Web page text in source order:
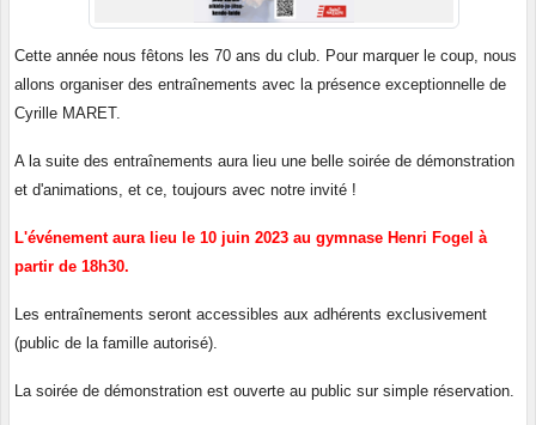
Cette année nous fêtons les 70 ans du club. Pour marquer le coup, nous
allons organiser des entraînements avec la présence exceptionnelle de
Cyrille MARET.
A la suite des entraînements aura lieu une belle soirée de démonstration
et d'animations, et ce, toujours avec notre invité !
L'événement aura lieu le 10 juin 2023 au gymnase Henri Fogel à
partir de 18h30.
Les entraînements seront accessibles aux adhérents exclusivement
(public de la famille autorisé).
La soirée de démonstration est ouverte au public sur simple réservation.